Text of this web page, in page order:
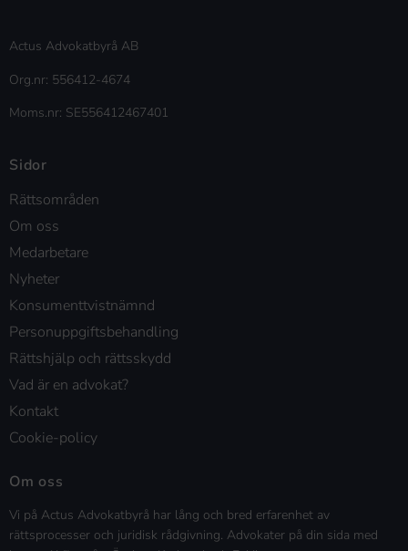
Actus Advokatbyrå AB
Org.nr: 556412-4674
Moms.nr: SE556412467401
Sidor
Rättsområden
Om oss
Medarbetare
Nyheter
Konsumenttvistnämnd
Personuppgiftsbehandling
Rättshjälp och rättsskydd
Vad är en advokat?
Kontakt
Cookie-policy
Om oss
Vi på Actus Advokatbyrå har lång och bred erfarenhet av
rättsprocesser och juridisk rådgivning. Advokater på din sida med